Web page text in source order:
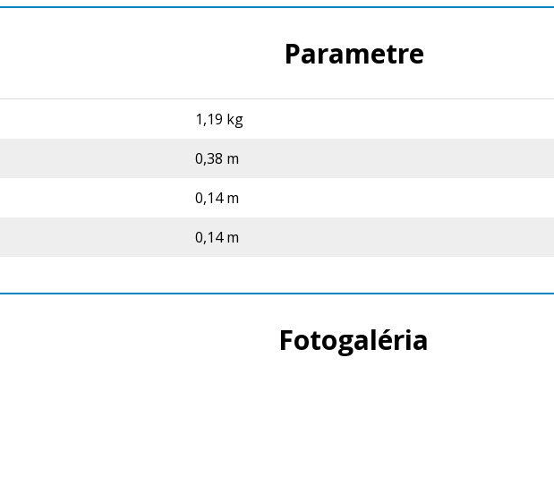
Parametre
1,19 kg
0,38 m
0,14 m
0,14 m
Fotogaléria